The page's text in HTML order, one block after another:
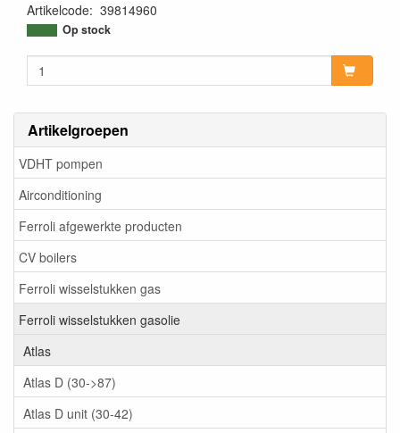
Artikelgroepen
VDHT pompen
Airconditioning
Ferroli afgewerkte producten
CV boilers
Ferroli wisselstukken gas
Ferroli wisselstukken gasolie
Atlas
Atlas D (30->87)
Atlas D unit (30-42)
Artikelcode: 39814960
Op stock